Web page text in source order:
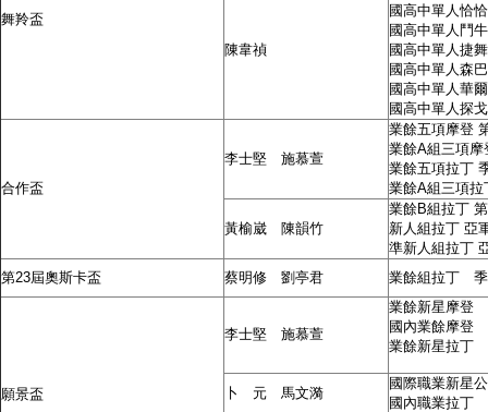
舞羚盃
陳韋禎
國高中單人恰
國高中單人鬥
國高中單人捷
國高中單人森
國高中單人華
國高中單人探
合作盃
李士堅 施慕萱
業餘五項摩登
業餘A組三項摩
業餘五項拉丁
業餘A組三項拉
黃榆崴 陳韻竹
業餘B組拉丁
新人組拉丁 亞
準新人組拉丁
第23屆奧斯卡盃
蔡明修 劉亭君 業餘組拉丁
願景盃
李士堅 施慕萱
業餘新星摩登
國內業餘摩登
業餘新星拉丁
卜 元 馬文漪
國際職業新星
國內職業拉丁